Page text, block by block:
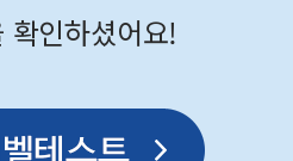
확인하셨어요!